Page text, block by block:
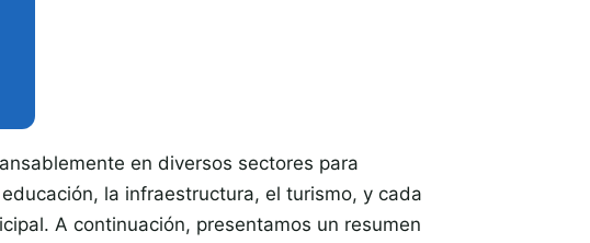
en diversos sectores para
la infraestructura, el turismo, y cada
A continuación, presentamos un resumen